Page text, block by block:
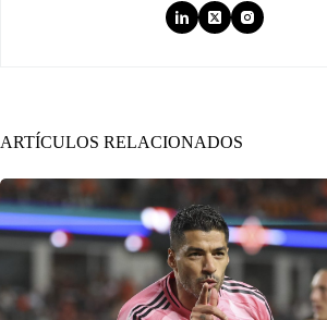
ARTÍCULOS RELACIONADOS